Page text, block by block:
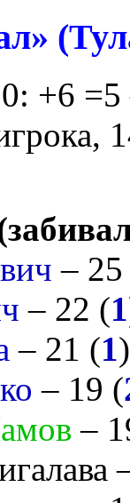
+6 =5
–
– 22 (1
– 21 (1
– 19 (
–